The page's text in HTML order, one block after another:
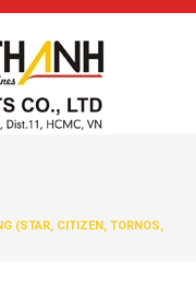
(STAR, CITIZEN, TORNOS,